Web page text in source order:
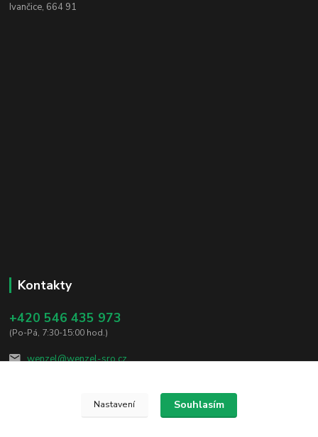
Ivančice, 664 91
Kontakty
+420 546 435 973
(Po-Pá, 7:30-15:00 hod.)
wenzel@wenzel-sro.cz
Nastavení Souhlasím